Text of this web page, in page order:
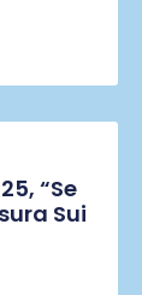
“Se
Sui